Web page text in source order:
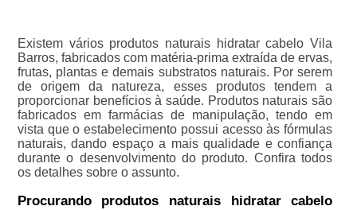
Existem vários produtos naturais hidratar cabelo Vila
Barros, fabricados com matéria-prima extraída de ervas,
frutas, plantas e demais substratos naturais. Por serem
de origem da natureza, esses produtos tendem a
proporcionar benefícios à saúde. Produtos naturais são
fabricados em farmácias de manipulação, tendo em
vista que o estabelecimento possui acesso às fórmulas
naturais, dando espaço a mais qualidade e confiança
durante o desenvolvimento do produto. Confira todos
os detalhes sobre o assunto.
Procurando produtos naturais hidratar cabelo